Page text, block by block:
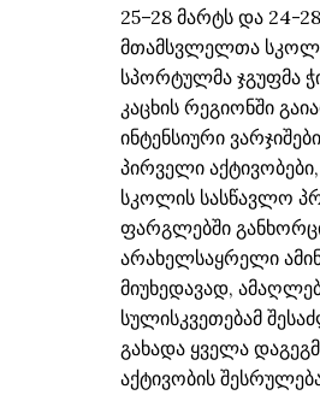
25–28 მარტს და 24-
მთამსვლელთა
სპორტულმა ჯგუფმა
კაცხის რეგიონში
ინტენსიური
პირველი
სკოლის სასწავლო
ფარგლებში
არახელსაყრელი
მიუხედავად,
სულისკვეთებამ
გახადა ყველა
აქტივობის